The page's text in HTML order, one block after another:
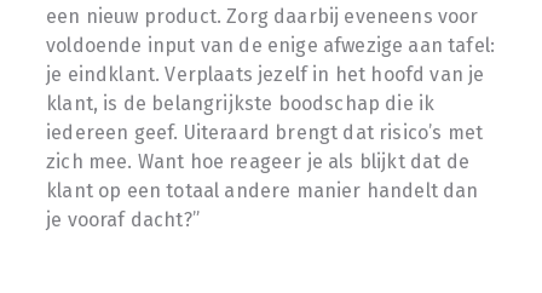
een nieuw product. Zorg daarbij eveneens voor
voldoende input van de enige afwezige aan tafel:
je eindklant. Verplaats jezelf in het hoofd van je
klant, is de belangrijkste boodschap die ik
iedereen geef. Uiteraard brengt dat risico’s met
zich mee. Want hoe reageer je als blijkt dat de
klant op een totaal andere manier handelt dan
je vooraf dacht?”